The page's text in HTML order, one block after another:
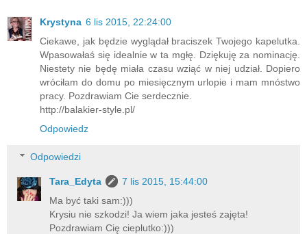
Krystyna 6 lis 2015, 22:24:00
Ciekawe, jak będzie wyglądał braciszek Twojego kapelutka.
Wpasowałaś się idealnie w ta mgłę. Dziękuję za nominację.
Niestety nie będę miała czasu wziąć w niej udział. Dopiero
wróciłam do domu po miesięcznym urlopie i mam mnóstwo
pracy. Pozdrawiam Cie serdecznie.
http://balakier-style.pl/
Odpowiedz
Odpowiedzi
Tara_Edyta
7 lis 2015, 15:44:00
Ma być taki sam:)))
Krysiu nie szkodzi! Ja wiem jaka jesteś zajęta!
Pozdrawiam Cię cieplutko:)))